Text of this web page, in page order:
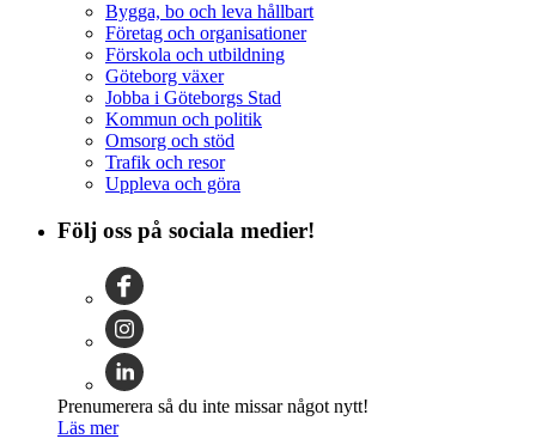
Bygga, bo och leva hållbart
Företag och organisationer
Förskola och utbildning
Göteborg växer
Jobba i Göteborgs Stad
Kommun och politik
Omsorg och stöd
Trafik och resor
Uppleva och göra
Följ oss på sociala medier!
Prenumerera så du inte missar något nytt!
Läs mer